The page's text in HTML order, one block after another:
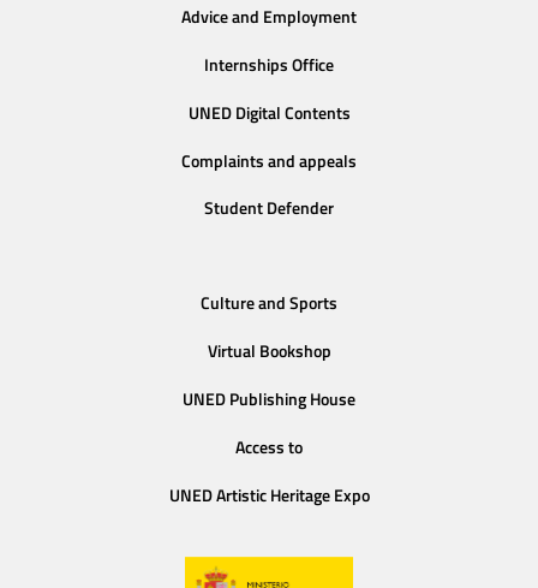
Advice and Employment
Internships Office
UNED Digital Contents
Complaints and appeals
Student Defender
Culture and Sports
Virtual Bookshop
UNED Publishing House
Access to
UNED Artistic Heritage Expo